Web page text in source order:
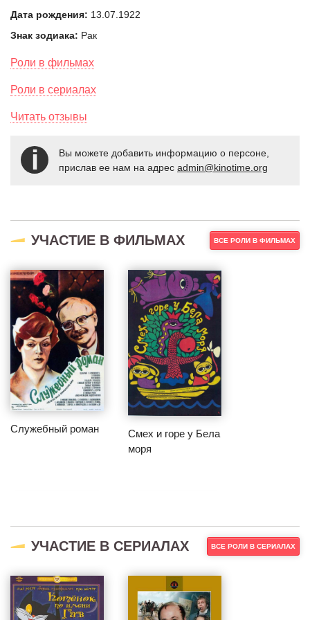
Дата рождения: 13.07.1922
Знак зодиака: Рак
Роли в фильмах
Роли в сериалах
Читать отзывы
Вы можете добавить информацию о персоне,
прислав ее нам на адрес admin@kinotime.org
УЧАСТИЕ В ФИЛЬМАХ ВСЕ РОЛИ В ФИЛЬМАХ
Служебный роман
Смех и горе у Бела
моря
УЧАСТИЕ В СЕРИАЛАХ ВСЕ РОЛИ В СЕРИАЛАХ